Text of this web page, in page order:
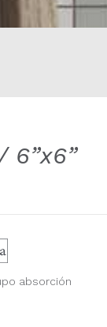
6”x6”
absorción